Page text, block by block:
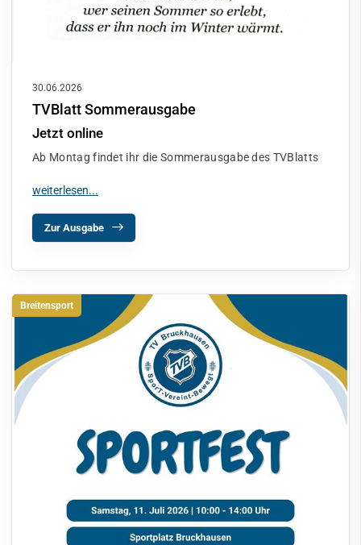
30.06.2026
TVBlatt Sommerausgabe
Jetzt online
Ab Montag findet ihr die Sommerausgabe des TVBlatts
Zur Ausgabe
Breitensport